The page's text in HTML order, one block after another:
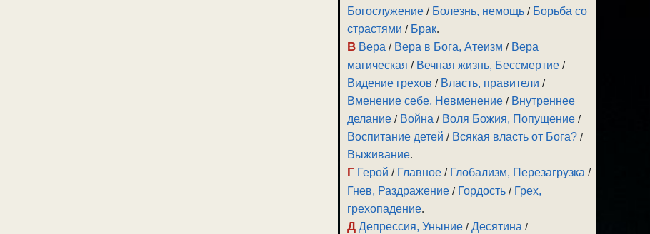
Богослужение / Болезнь, немощь / Борьба со
страстями / Брак.
В Вера / Вера в Бога, Атеизм / Вера
магическая / Вечная жизнь, Бессмертие /
Видение грехов / Власть, правители /
Вменение себе, Невменение / Внутреннее
делание / Война / Воля Божия, Попущение /
Воспитание детей / Всякая власть от Бога? /
Выживание.
Г Герой / Главное / Глобализм, Перезагрузка /
Гнев, Раздражение / Гордость / Грех,
грехопадение.
Д Депрессия, Уныние /Десятина /